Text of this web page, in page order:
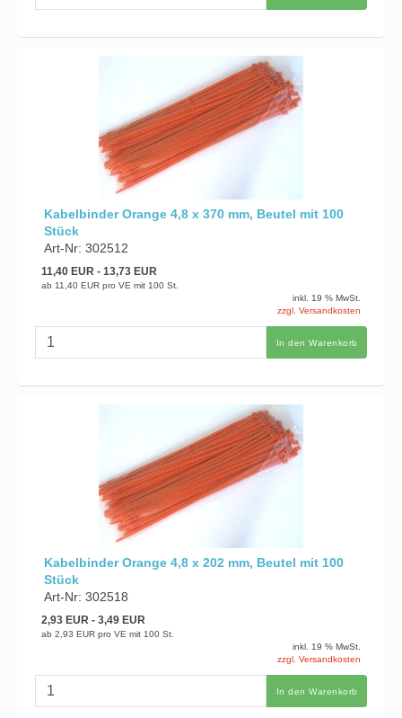
Kabelbinder Orange 4,8 x 370 mm, Beutel mit 100
Stück
Art-Nr: 302512
11,40 EUR- 13,73 EUR
ab 11,40 EUR pro VE mit 100 St.
inkl. 19 % MwSt.
zzgl. Versandkosten
In den Warenkorb
Kabelbinder Orange 4,8 x 202 mm, Beutel mit 100
Stück
Art-Nr: 302518
2,93 EUR- 3,49 EUR
ab 2,93 EUR pro VE mit 100 St.
inkl. 19 % MwSt.
zzgl. Versandkosten
In den Warenkorb